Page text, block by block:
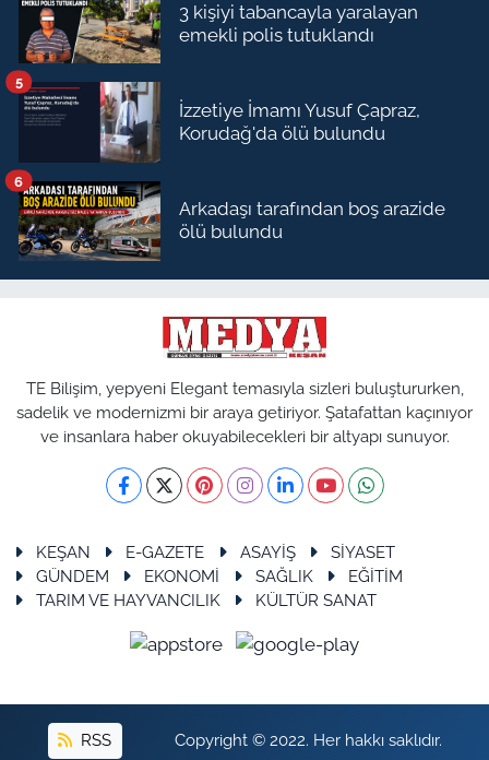
3 kişiyi tabancayla yaralayan
emekli polis tutuklandı
İzzetiye İmamı Yusuf Çapraz,
Korudağ'da ölü bulundu
5
Arkadaşı tarafından boş arazide
ölü bulundu
6
TE Bilişim, yepyeni Elegant temasıyla sizleri buluştururken,
sadelik ve modernizmi bir araya getiriyor. Şatafattan kaçınıyor
ve insanlara haber okuyabilecekleri bir altyapı sunuyor.
KEŞAN E-GAZETE ASAYİŞ
SİYASET
GÜNDEM
EKONOMİ SAĞLIK
EĞİTİM
TARIM VE HAYVANCILIK
KÜLTÜR SANAT
RSS Copyright © 2022. Her hakkı saklıdır.